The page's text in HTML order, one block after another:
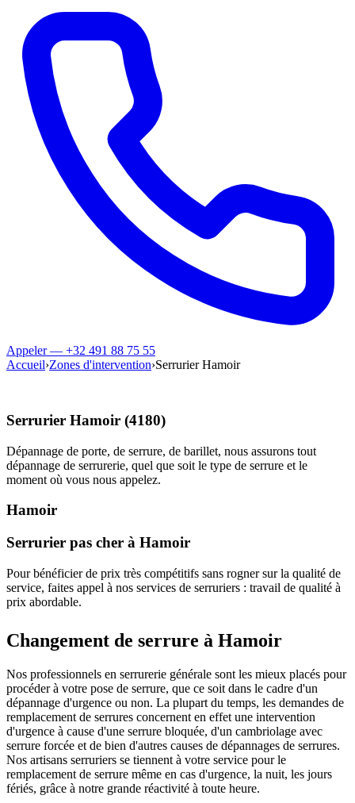
Appeler — +32 491 88 75 55
Accueil›Zones d'intervention›Serrurier Hamoir
Serrurier Hamoir (4180)
Dépannage de porte, de serrure, de barillet, nous assurons tout
dépannage de serrurerie, quel que soit le type de serrure et le
moment où vous nous appelez.
Hamoir
Serrurier pas cher à Hamoir
Pour bénéficier de prix très compétitifs sans rogner sur la qualité de
service, faites appel à nos services de serruriers : travail de qualité à
prix abordable.
Changement de serrure à Hamoir
Nos professionnels en serrurerie générale sont les mieux placés pour
procéder à votre pose de serrure, que ce soit dans le cadre d'un
dépannage d'urgence ou non. La plupart du temps, les demandes de
remplacement de serrures concernent en effet une intervention
d'urgence à cause d'une serrure bloquée, d'un cambriolage avec
serrure forcée et de bien d'autres causes de dépannages de serrures.
Nos artisans serruriers se tiennent à votre service pour le
remplacement de serrure même en cas d'urgence, la nuit, les jours
fériés, grâce à notre grande réactivité à toute heure.